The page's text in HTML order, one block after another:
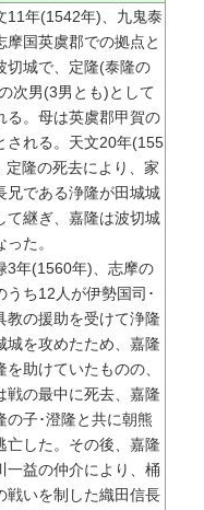
年(1542年)、九鬼泰
摩国英虞郡での拠点と
切城で、定隆(泰隆の
次男(3男とも)として
る。母は英虞郡甲賀の
される。天文20年(155
定隆の死去により、家
兄である浄隆が田城城
て継ぎ、嘉隆は波切城
った。
年(1560年)、志摩の
うち12人が伊勢国司･
教の援助を受けて浄隆
城を攻めたため、嘉隆
を助けていたものの、
戦の最中に死去、嘉隆
の子･澄隆と共に朝熊
亡した。その後、嘉隆
一益の仲介により、桶
戦いを制した織田信長